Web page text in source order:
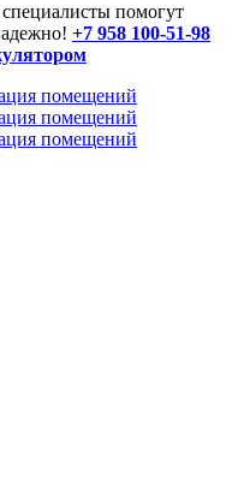
помогут
+7 958 100-51-98